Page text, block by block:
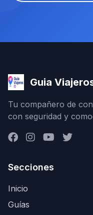
Guia
Tu compañero de
con seguridad y
Secciones
Inicio
Guías